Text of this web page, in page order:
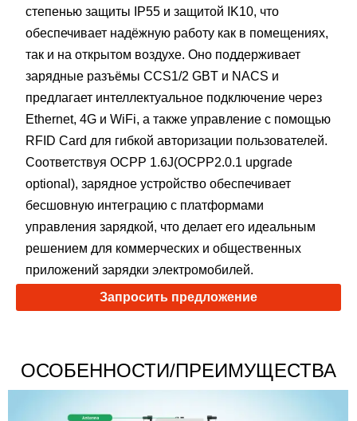
степенью защиты IP55 и защитой IK10, что
обеспечивает надёжную работу как в помещениях,
так и на открытом воздухе. Оно поддерживает
зарядные разъёмы CCS1/2 GBT и NACS и
предлагает интеллектуальное подключение через
Ethernet, 4G и WiFi, а также управление с помощью
RFID Card для гибкой авторизации пользователей.
Соответствуя OCPP 1.6J(OCPP2.0.1 upgrade
optional), зарядное устройство обеспечивает
бесшовную интеграцию с платформами
управления зарядкой, что делает его идеальным
решением для коммерческих и общественных
приложений зарядки электромобилей.
Запросить предложение
ОСОБЕННОСТИ/ПРЕИМУЩЕСТВА